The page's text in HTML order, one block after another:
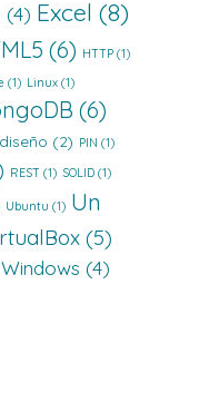
(4) Excel (8)
(6) HTTP (1)
(1) Linux (1)
(6)
(2) PIN (1)
REST (1) SOLID (1)
Ubuntu (1) Un
(5)
Windows (4)